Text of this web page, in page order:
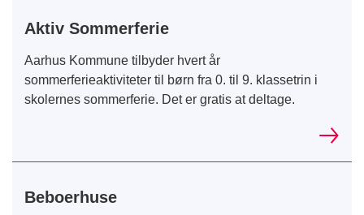
Aktiv Sommerferie
Aarhus Kommune tilbyder hvert år
sommerferieaktiviteter til børn fra 0. til 9. klassetrin i
skolernes sommerferie. Det er gratis at deltage.
Beboerhuse